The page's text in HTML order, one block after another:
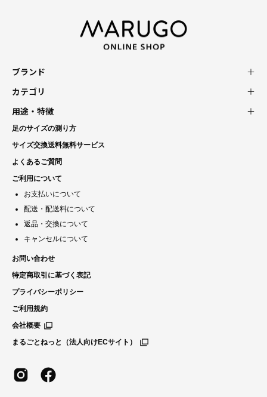
ブランド
カテゴリ
用途・特徴
足のサイズの測り方
サイズ交換送料無料サービス
よくあるご質問
ご利用について
お支払いについて
配送・配送料について
返品・交換について
キャンセルについて
お問い合わせ
特定商取引に基づく表記
プライバシーポリシー
ご利用規約
会社概要
まるごとねっと（法人向けECサイト）